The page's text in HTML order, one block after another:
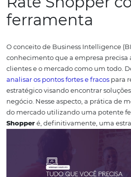
analisar a concorrência de
redes sociais de um hotel da
Benchmarking. E, por mais
análise da concorrência, ela
de conhecimento das melhores
usá-las a seu favor, a fim de
consistente e efetiva de ação.
efetivas incluem, por exemplo,
usuários no TripAdvisor, onde é
viajante, o período do ano com
como limpeza e atendimento.
reuniões locais sobre turismo